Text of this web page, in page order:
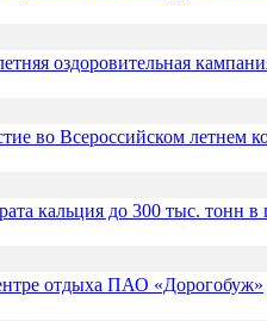
оздоровительная
во Всероссийском летнем
кальция до 300 тыс. тонн в
отдыха ПАО «Дорогобуж»